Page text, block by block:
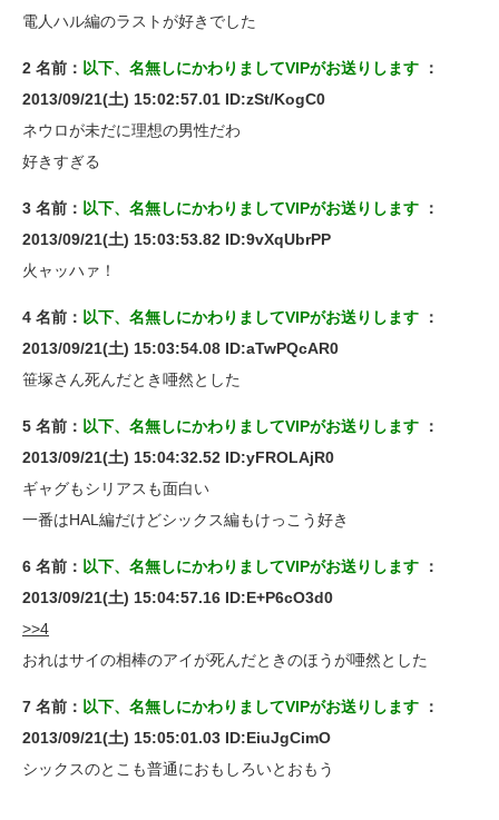
電人ハル編のラストが好きでした
2 名前： 以下、名無しにかわりましてVIPがお送りします ：
2013/09/21(土) 15:02:57.01 ID:zSt/KogC0
ネウロが未だに理想の男性だわ
好きすぎる
3 名前： 以下、名無しにかわりましてVIPがお送りします ：
2013/09/21(土) 15:03:53.82 ID:9vXqUbrPP
火ャッハァ！
4 名前： 以下、名無しにかわりましてVIPがお送りします ：
2013/09/21(土) 15:03:54.08 ID:aTwPQcAR0
笹塚さん死んだとき唖然とした
5 名前： 以下、名無しにかわりましてVIPがお送りします ：
2013/09/21(土) 15:04:32.52 ID:yFROLAjR0
ギャグもシリアスも面白い
一番はHAL編だけどシックス編もけっこう好き
6 名前： 以下、名無しにかわりましてVIPがお送りします ：
2013/09/21(土) 15:04:57.16 ID:E+P6cO3d0
>>4
おれはサイの相棒のアイが死んだときのほうが唖然とした
7 名前： 以下、名無しにかわりましてVIPがお送りします ：
2013/09/21(土) 15:05:01.03 ID:EiuJgCimO
シックスのとこも普通におもしろいとおもう